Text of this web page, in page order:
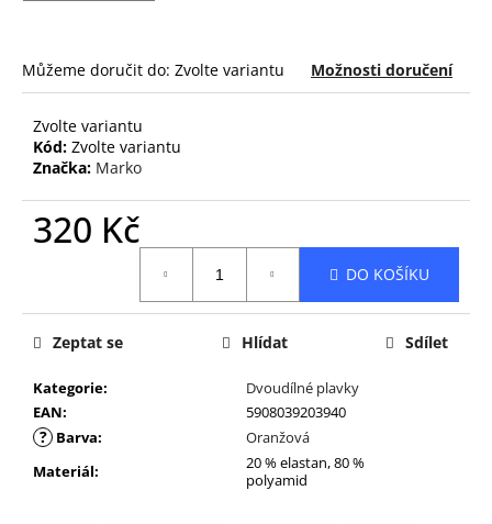
Můžeme doručit do: Zvolte variantu Možnosti doručení
Zvolte variantu
Kód: Zvolte variantu
Značka: Marko
320 Kč
DO KOŠÍKU
Kategorie:
Dvoudílné plavky
EAN: 5908039203940
? Barva:
Oranžová
Materiál:
20 % elastan, 80 %
polyamid
Zeptat se Hlídat Sdílet